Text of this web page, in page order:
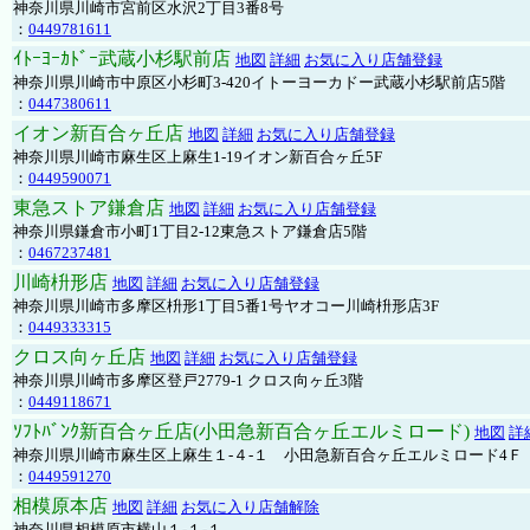
神奈川県川崎市宮前区水沢2丁目3番8号
： 0449781611
ｲﾄｰﾖｰｶﾄﾞｰ武蔵小杉駅前店 地図 詳細 お気に入り店舗登録
神奈川県川崎市中原区小杉町3-420イトーヨーカドー武蔵小杉駅前店5階
： 0447380611
イオン新百合ヶ丘店 地図 詳細 お気に入り店舗登録
神奈川県川崎市麻生区上麻生1-19イオン新百合ヶ丘5F
： 0449590071
東急ストア鎌倉店 地図 詳細 お気に入り店舗登録
神奈川県鎌倉市小町1丁目2-12東急ストア鎌倉店5階
： 0467237481
川崎枡形店 地図 詳細 お気に入り店舗登録
神奈川県川崎市多摩区枡形1丁目5番1号ヤオコー川崎枡形店3F
： 0449333315
クロス向ヶ丘店 地図 詳細 お気に入り店舗登録
神奈川県川崎市多摩区登戸2779-1 クロス向ヶ丘3階
： 0449118671
ｿﾌﾄﾊﾞﾝｸ新百合ヶ丘店(小田急新百合ヶ丘エルミロード) 地図 詳
神奈川県川崎市麻生区上麻生１-４-１ 小田急新百合ヶ丘エルミロード4Ｆ
： 0449591270
相模原本店 地図 詳細 お気に入り店舗解除